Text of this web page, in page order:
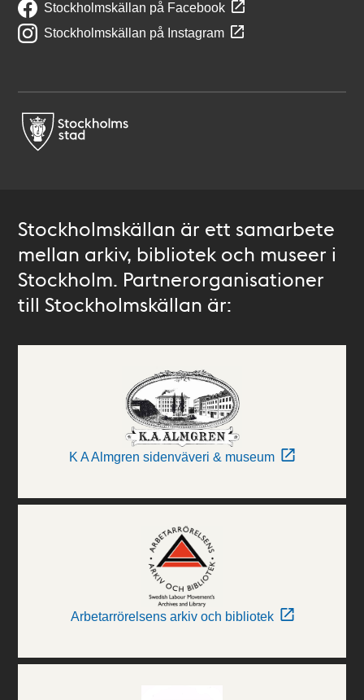
Stockholmskällan på Facebook
Stockholmskällan på Instagram
Stockholmskällan är ett samarbete
mellan arkiv, bibliotek och museer i
Stockholm. Partnerorganisationer
till Stockholmskällan är:
K A Almgren sidenväveri & museum
Arbetarrörelsens arkiv och bibliotek